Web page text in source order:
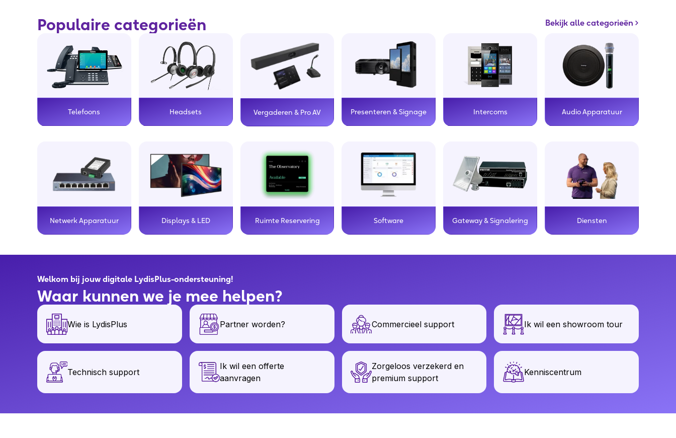
Populaire categorieën Bekijk alle categorieën
Telefoons Headsets Vergaderen & Pro AV Presenteren & Signage Intercoms Audio Apparatuur
Netwerk Apparatuur Displays & LED Ruimte Reservering Software Gateway & Signalering Diensten
Welkom bij jouw digitale LydisPlus-ondersteuning!
Waar kunnen we je mee helpen?
Wie is LydisPlus Partner worden? Commercieel support Ik wil een showroom tour
Technisch support
Ik wil een offerte
aanvragen
Zorgeloos verzekerd en
premium support
Kenniscentrum